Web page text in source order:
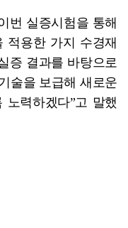
번 실증시험을 통해
적용한 가지 수경재
증 결과를 바탕으로
술을 보급해 새로운
력하겠다”고 말했